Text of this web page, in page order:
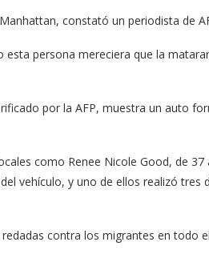
constató un periodista de
persona mereciera que la
por la AFP, muestra un auto
como Renee Nicole Good, de
vehículo, y uno de ellos realizó tres
contra los migrantes en todo